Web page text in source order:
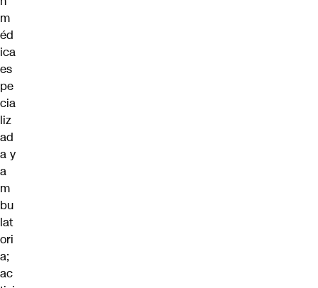
m
éd
ica
es
pe
cia
liz
ad
a y
a
m
bu
lat
ori
a;
ac